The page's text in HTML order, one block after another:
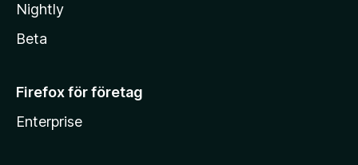
Nightly
Beta
Firefox för företag
Enterprise